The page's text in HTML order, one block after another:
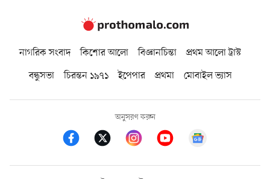
নাগরিক সংবাদ কিশোর আলো বিজ্ঞানচিন্তা
প্রথম আলো ট্রাস্ট
বন্ধুসভা
চিরন্তন ১৯৭১ ইপেপার প্রথমা মোবাইল ভ্যাস
অনুসরণ করুন